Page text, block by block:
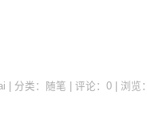
| 分类：随笔 | 评论：0 | 浏览：